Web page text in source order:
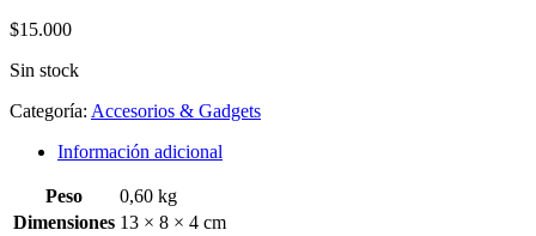
$15.000
Sin stock
Categoría: Accesorios & Gadgets
Información adicional
Peso
0,60 kg
Dimensiones 13 × 8 × 4 cm